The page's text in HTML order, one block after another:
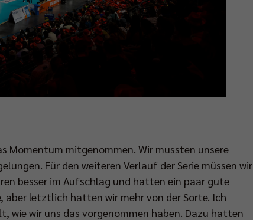
Momentum mitgenommen. Wir mussten unsere
Für den weiteren Verlauf der Serie müssen wir
besser im Aufschlag und hatten ein paar gute
aber letztlich hatten wir mehr von der Sorte. Ich
wie wir uns das vorgenommen haben. Dazu hatten